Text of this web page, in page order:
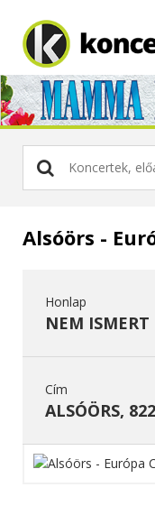
Alsóörs -
Honlap
NEM ISMERT
Cím
ALSÓÖRS,